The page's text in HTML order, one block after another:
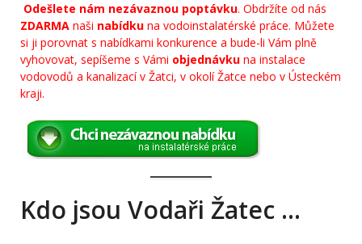
Odešlete nám nezávaznou poptávku. Obdržíte od nás
ZDARMA naši nabídku na vodoinstalatérské práce. Můžete
si ji porovnat s nabídkami konkurence a bude-li Vám plně
vyhovovat, sepíšeme s Vámi objednávku na instalace
vodovodů a kanalizací v Žatci, v okolí Žatce nebo v Ústeckém
kraji.
Kdo jsou Vodaři Žatec …